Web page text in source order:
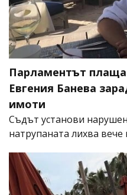
Парламентът
Евгения Банева
имоти
Съдът установи
натрупаната лихва